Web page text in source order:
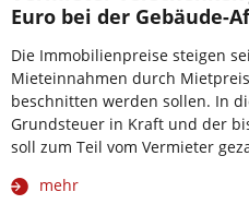
Euro bei der Gebäude-
Die Immobilienpreise steigen
Mieteinnahmen durch
beschnitten werden sollen. In
Grundsteuer in Kraft und der
soll zum Teil vom Vermieter
mehr